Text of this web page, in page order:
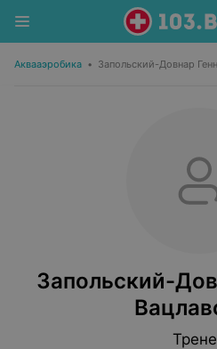
Аквааэробика • Запольский-Довнар
Запольский-